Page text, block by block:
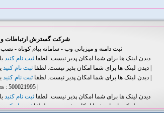
شرکت گسترش ارتباطات و
ثبت دامنه و میزبانی وب - سامانه پیام کوتاه -
دیدن لینک ها برای شما امکان پذیر نیست. لطفاثبت نام کنید یا
| دیدن لینک ها برای شما امکان پذیر نیست. لطفا ثبت نام کنید
| دیدن لینک ها برای شما امکان پذیر نیست. لطفا ثبت نام کنید
| sms : 500021995
دیدن لینک ها برای شما امکان پذیر نیست. لطفاثبت نام کنید یا
- دیدن لینک ها برای شما امکان پذیر نیست. لطفا ثبت نام کنید